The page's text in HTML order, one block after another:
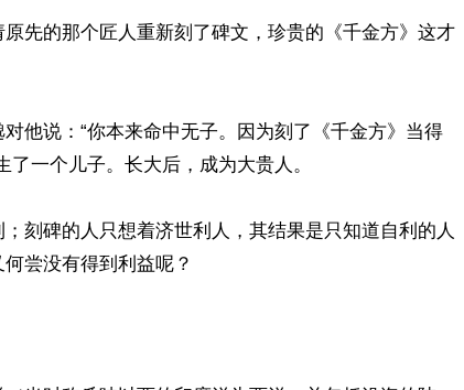
先的那个匠人重新刻了碑文，珍贵的《千金方》这才
他说：“你本来命中无子。因为刻了《千金方》当得
一个儿子。长大后，成为大贵人。
刻碑的人只想着济世利人，其结果是只知道自利的人
尝没有得到利益呢？